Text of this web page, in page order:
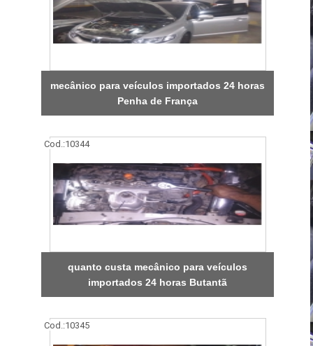
mecânico para veículos importados 24 horas
Penha de França
Cod.:10344
quanto custa mecânico para veículos
importados 24 horas Butantã
Cod.:10345